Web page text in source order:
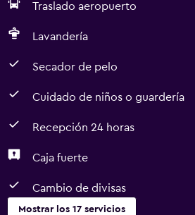
Traslado aeropuerto
Lavandería
Secador de pelo
Cuidado de niños o guardería
Recepción 24 horas
Caja fuerte
Cambio de divisas
Mostrar los 17 servicios